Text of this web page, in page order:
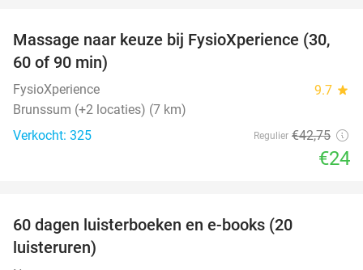
44%
Massage naar keuze bij FysioXperience (30,
60 of 90 min)
FysioXperience 9.7 star
Brunssum (+2 locaties) (7 km)
Verkocht: 325
Regulier €42,75
€24
60 dagen luisterboeken en e-books (20
luisteruren)